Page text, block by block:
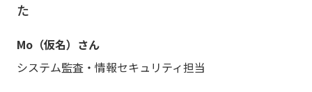
た
Mo（仮名）さん
システム監査・情報セキュリティ担当